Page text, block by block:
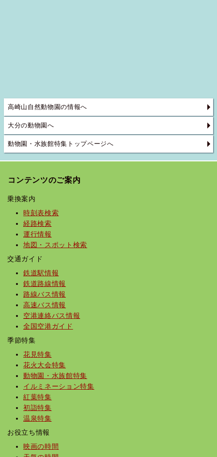
高崎山自然動物園の情報へ
大分の動物園へ
動物園・水族館特集トップページへ
コンテンツのご案内
乗換案内
時刻表検索
経路検索
運行情報
地図・スポット検索
交通ガイド
鉄道駅情報
鉄道路線情報
路線バス情報
高速バス情報
空港連絡バス情報
全国空港ガイド
季節特集
花見特集
花火大会特集
動物園・水族館特集
イルミネーション特集
紅葉特集
初詣特集
温泉特集
お役立ち情報
映画の時間